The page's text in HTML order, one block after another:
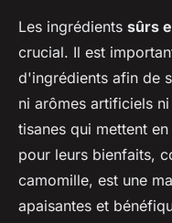
Les ingrédients sûrs
crucial. Il est
d'ingrédients afin de
ni arômes artificiels
tisanes qui mettent
pour leurs bienfaits,
camomille, est une
apaisantes et